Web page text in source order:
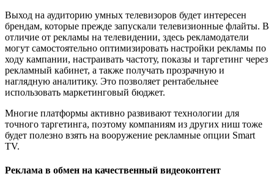
Выход на аудиторию умных телевизоров будет интересен
брендам, которые прежде запускали телевизионные флайты. В
отличие от рекламы на телевидении, здесь рекламодатели
могут самостоятельно оптимизировать настройки рекламы по
ходу кампании, настраивать частоту, показы и таргетинг через
рекламный кабинет, а также получать прозрачную и
наглядную аналитику. Это позволяет рентабельнее
использовать маркетинговый бюджет.
Многие платформы активно развивают технологии для
точного таргетинга, поэтому компаниям из других ниш тоже
будет полезно взять на вооружение рекламные опции Smart
TV.
Реклама в обмен на качественный видеоконтент